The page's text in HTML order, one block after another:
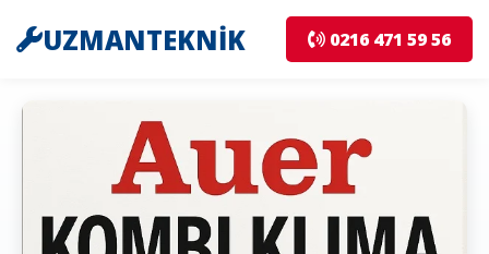
UZMANTEKNİK 0216 471 59 56